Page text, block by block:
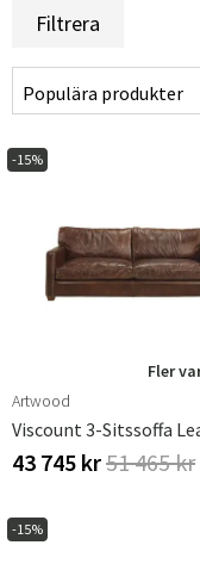
är de lätta att
gör det enkelt att
inredning.
Oavsett om du
viktig del av ditt hem
perfekta 3-sits
Filtrera
-15%
Fler
Artwood
43 745 kr51 465 kr
-15%